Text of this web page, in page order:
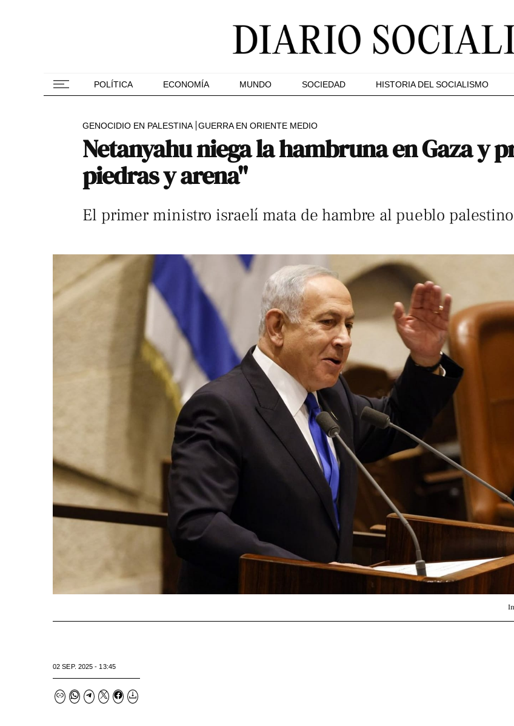
POLÍTICA ECONOMÍA MUNDO SOCIEDAD HISTORIA DEL SOCIALISMO
GENOCIDIO EN PALESTINA GUERRA EN ORIENTE MEDIO
Netanyahu niega la hambruna en Gaza y
piedras y arena"
El primer ministro israelí mata de hambre al pueblo
02 SEP. 2025 - 13:45